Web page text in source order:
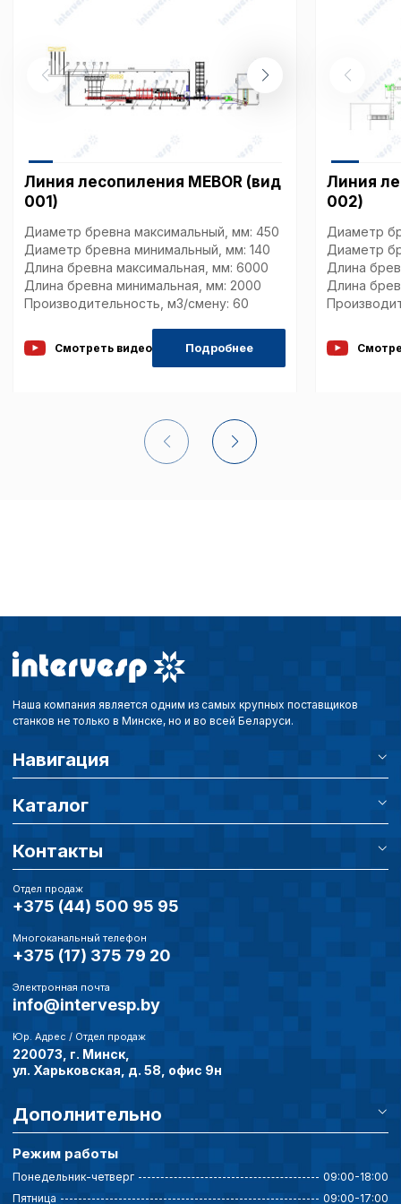
Линия лесопиления MEBOR (вид
001)
Диаметр бревна максимальный, мм: 450
Диаметр бревна минимальный, мм: 140
Длина бревна максимальная, мм: 6000
Длина бревна минимальная, мм: 2000
Производительность, м3/смену: 60
Смотреть видео Подробнее
Линия
002)
Диаметр
Диаметр
Длина
Длина
Наша компания является одним из самых крупных поставщиков
станков не только в Минске, но и во всей Беларуси.
Навигация
Каталог
Контакты
Отдел продаж
+375 (44) 500 95 95
Многоканальный телефон
+375 (17) 375 79 20
Электронная почта
info@intervesp.by
Юр. Адрес / Отдел продаж
220073, г. Минск,
ул. Харьковская, д. 58, офис 9н
Дополнительно
Режим работы
Понедельник-четверг
09:00-18:00
Пятница
09:00-17:00
cookie-файлы
cookie файлов не
определять
пользователей
наиболее и
страницы и
исходя из
пользователей.